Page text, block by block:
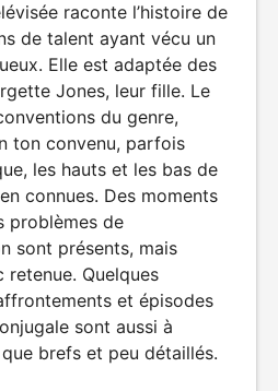
DÉCONSEILLÉ
AUX JEUNES
ENFANTS
raconte l’histoire de
de talent ayant vécu un
Elle est adaptée des
Jones, leur fille. Le
du genre,
ton convenu, parfois
les hauts et les bas de
connues. Des moments
problèmes de
sont présents, mais
retenue. Quelques
et épisodes
sont aussi à
brefs et peu détaillés.